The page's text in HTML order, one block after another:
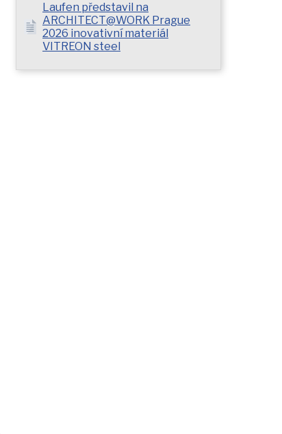
Laufen představil na
ARCHITECT@WORK Prague
2026 inovativní materiál
VITREON steel